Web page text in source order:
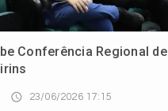
Conferência Regional de
access_time 23/06/2026 17:15